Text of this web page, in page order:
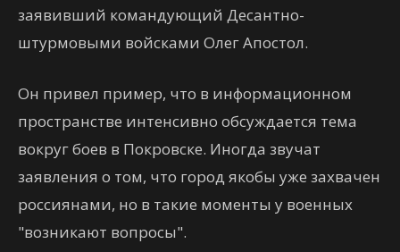
заявивший командующий Десантно-
штурмовыми войсками Олег Апостол.
Он привел пример, что в информационном
пространстве интенсивно обсуждается тема
вокруг боев в Покровске. Иногда звучат
заявления о том, что город якобы уже захвачен
россиянами, но в такие моменты у военных
"возникают вопросы".